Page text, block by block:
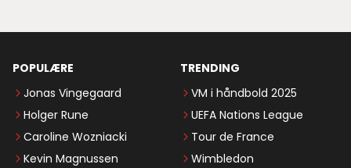
POPULÆRE
Jonas Vingegaard
Holger Rune
Caroline Wozniacki
Kevin Magnussen
TRENDING
VM i håndbold 2025
UEFA Nations League
Tour de France
Wimbledon